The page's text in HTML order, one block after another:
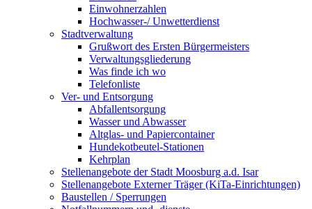
Einwohnerzahlen
Hochwasser-/ Unwetterdienst
Stadtverwaltung
Grußwort des Ersten Bürgermeisters
Verwaltungsgliederung
Was finde ich wo
Telefonliste
Ver- und Entsorgung
Abfallentsorgung
Wasser und Abwasser
Altglas- und Papiercontainer
Hundekotbeutel-Stationen
Kehrplan
Stellenangebote der Stadt Moosburg a.d. Isar
Stellenangebote Externer Träger (KiTa-Einrichtungen)
Baustellen / Sperrungen